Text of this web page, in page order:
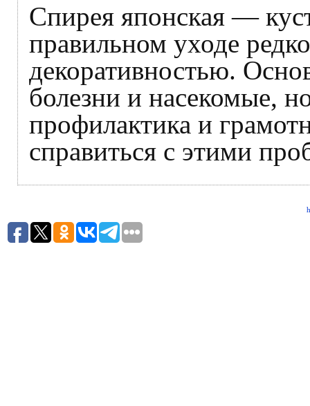
Спирея японская —
правильном уходе
декоративностью.
болезни и насекомые,
профилактика и
справиться с этими